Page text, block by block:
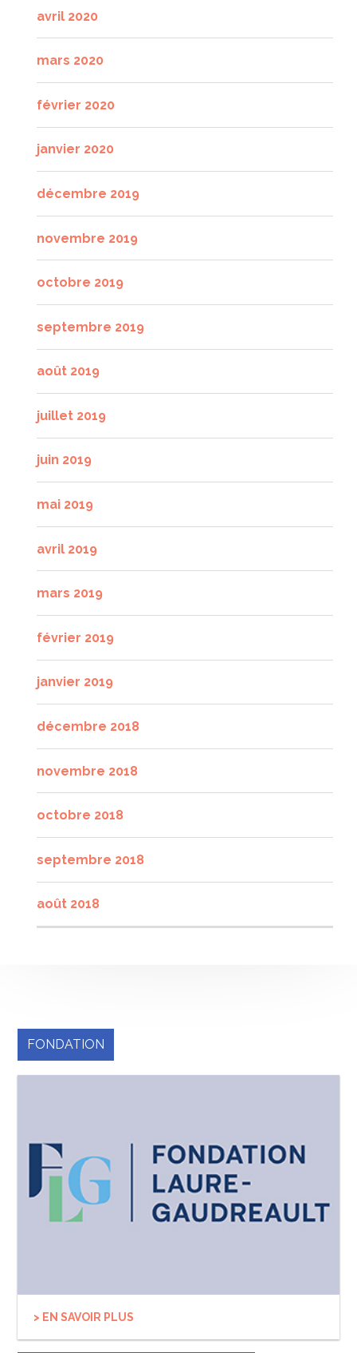
avril 2020
mars 2020
février 2020
janvier 2020
décembre 2019
novembre 2019
octobre 2019
septembre 2019
août 2019
juillet 2019
juin 2019
mai 2019
avril 2019
mars 2019
février 2019
janvier 2019
décembre 2018
novembre 2018
octobre 2018
septembre 2018
août 2018
FONDATION
> EN SAVOIR PLUS